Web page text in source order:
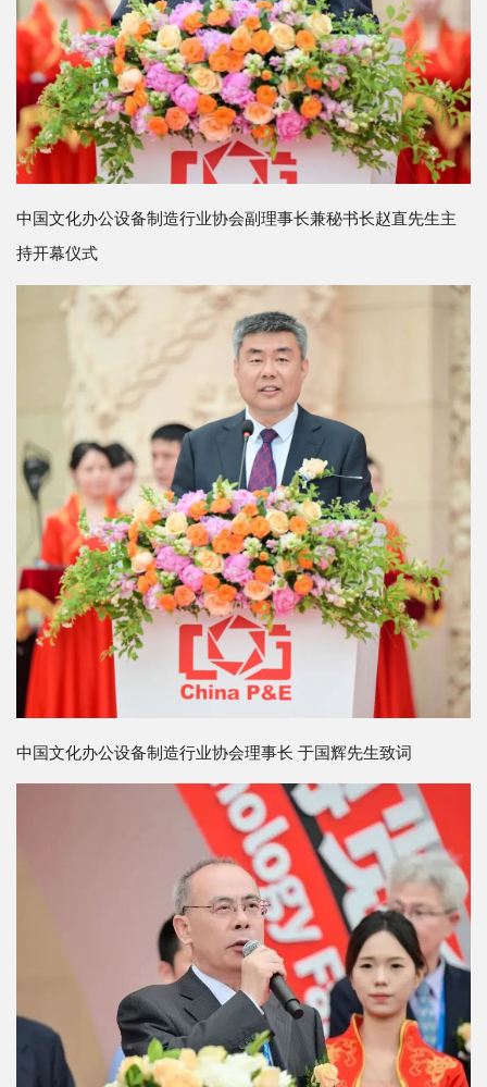
中国文化办公设备制造行业协会副理事长兼秘书长赵直先生主
持开幕仪式
中国文化办公设备制造行业协会理事长 于国辉先生致词